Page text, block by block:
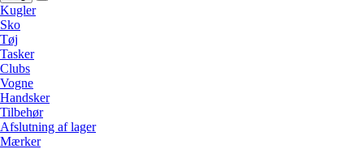
Kugler
Sko
Tøj
Tasker
Clubs
Vogne
Handsker
Tilbehør
Afslutning af lager
Mærker